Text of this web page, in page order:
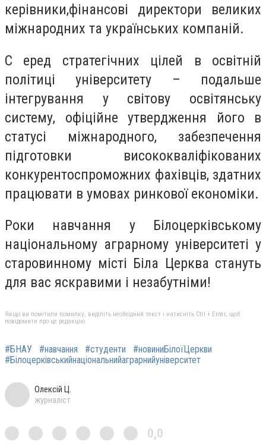
керівники,фінансові директори великих
міжнародних та українських компаній.
C еред стратегічних цілей в освітній
політиці університету – подальше
інтегрування у світову освітянську
систему, офіційне утвердження його в
статусі міжнародного, забезпечення
підготовки висококваліфікованих
конкурентоспроможних фахівців, здатних
працювати в умовах ринкової економіки.
Роки навчання у Білоцерківському
національному аграрному університеті у
старовинному місті Біла Церква стануть
для вас яскравими і незабутніми!
Якщо ви помітили помилку, виділіть необхідний текст і натисніть Ctrl + Enter, щоб
повідомити про це редакцію
#БНАУ #навчання #студенти
#новиниБілоїЦеркви
#Білоцерківськийнаціональнийаграрнийуніверситет
Олексій Ц.
журналіст
0,0